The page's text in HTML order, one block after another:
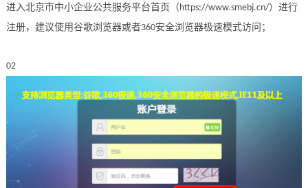
进入北京市中小企业公共服务平台首页（ https://www.smebj.cn/）进行
注册，建议使用谷歌浏览器或者360安全浏览器极速模式访问；
02